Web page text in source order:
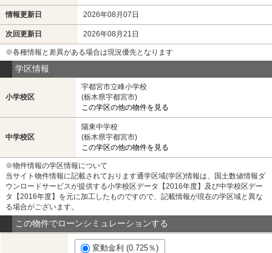
情報更新日 2026年08月07日
次回更新日 2026年08月21日
※各種情報と差異がある場合は現況優先となります
学区情報
小学校区
宇都宮市立峰小学校
(栃木県宇都宮市)
この学区の他の物件を見る
中学校区
陽東中学校
(栃木県宇都宮市)
この学区の他の物件を見る
※物件情報の学区情報について
当サイト物件情報に記載されております通学区域(学区)情報は、国土数値情報ダ
ウンロードサービスが提供する小学校区データ【2016年度】及び中学校区デー
タ【2016年度】を元に加工したものですので、記載情報が現在の学区域と異な
る場合がございます。
この物件でローンシミュレーションする
変動金利 (0.725％)